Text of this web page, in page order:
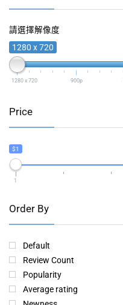
請選擇解像度
1280 x 720
1280 x 720 900p
Price
$1
1
Order By
Default
Review Count
Popularity
Average rating